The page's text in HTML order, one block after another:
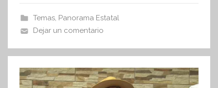
I
o
r
m
b
o
o
k
A
p
p
Temas, Panorama Estatal
Dejar un comentario